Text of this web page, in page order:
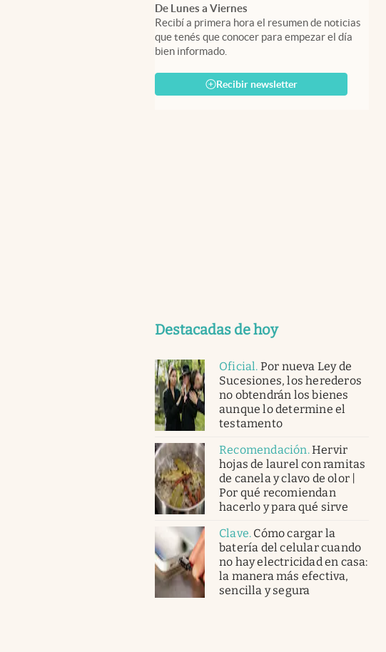
De Lunes a Viernes
Recibí a primera hora el resumen de noticias
que tenés que conocer para empezar el día
bien informado.
Recibir newsletter
Destacadas de hoy
Oficial. Por nueva Ley de
Sucesiones, los herederos
no obtendrán los bienes
aunque lo determine el
testamento
Recomendación.Hervir
hojas de laurel con ramitas
de canela y clavo de olor |
Por qué recomiendan
hacerlo y para qué sirve
Clave. Cómo cargar la
batería del celular cuando
no hay electricidad en casa:
la manera más efectiva,
sencilla y segura